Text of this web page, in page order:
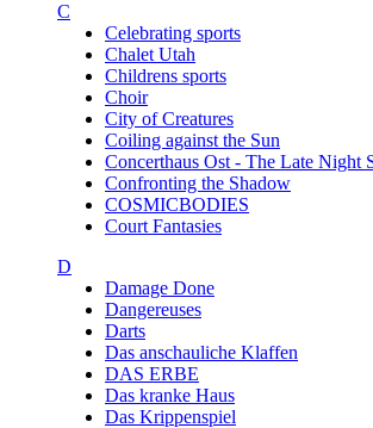
C
Celebrating sports
Chalet Utah
Childrens sports
Choir
City of Creatures
Coiling against the Sun
Concerthaus Ost - The Late Night
Confronting the Shadow
COSMICBODIES
Court Fantasies
D
Damage Done
Dangereuses
Darts
Das anschauliche Klaffen
DAS ERBE
Das kranke Haus
Das Krippenspiel